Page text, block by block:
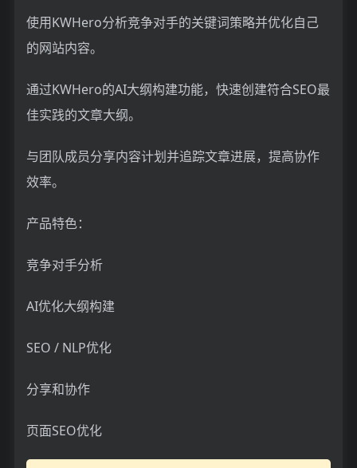
使用KWHero分析竞争对手的关键词策略并优化自己
的网站内容。
通过KWHero的AI大纲构建功能，快速创建符合SEO最
佳实践的文章大纲。
与团队成员分享内容计划并追踪文章进展，提高协作
效率。
产品特色：
竞争对手分析
AI优化大纲构建
SEO / NLP优化
分享和协作
页面SEO优化